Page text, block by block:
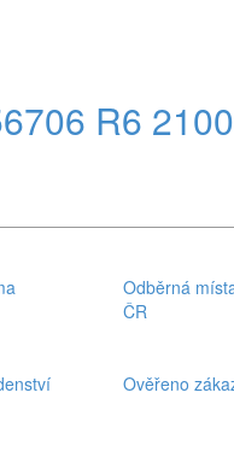
R6
Odběrná
ČR
Ověřeno